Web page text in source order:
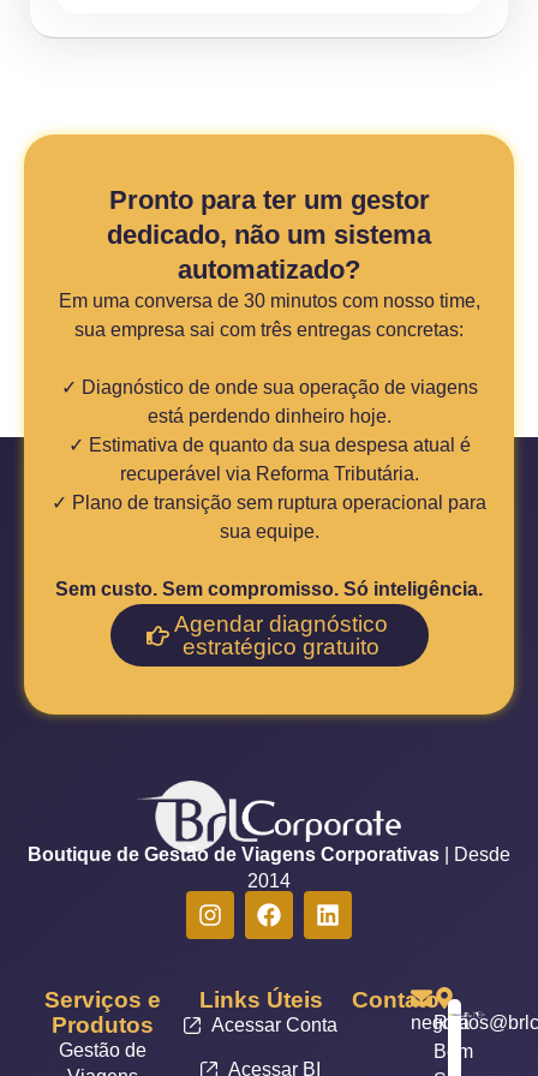
Pronto para ter um gestor
dedicado, não um sistema
automatizado?
Em uma conversa de 30 minutos com nosso time,
sua empresa sai com três entregas concretas:
✓ Diagnóstico de onde sua operação de viagens
está perdendo dinheiro hoje.
✓ Estimativa de quanto da sua despesa atual é
recuperável via Reforma Tributária.
✓ Plano de transição sem ruptura operacional para
sua equipe.
Sem custo. Sem compromisso. Só inteligência.
Agendar diagnóstico
estratégico gratuito
Boutique de Gestão de Viagens Corporativas | Desde
2014
Serviços e
Produtos
Gestão de
Links Úteis
Acessar Conta
Acessar BI
Contato
Rua
Bom